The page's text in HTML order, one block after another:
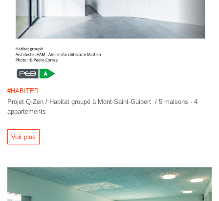
#HABITER
Projet Q-Zen / Habitat groupé à Mont-Saint-Guibert / 5 maisons - 4
appartements
Voir plus